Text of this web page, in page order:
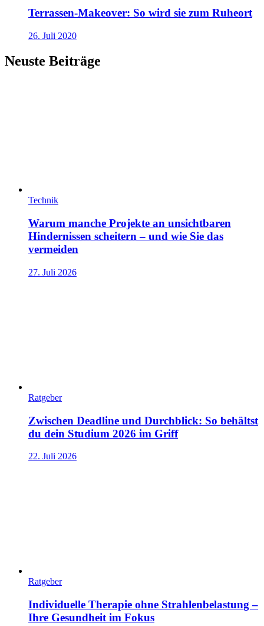
Terrassen-Makeover: So wird sie zum Ruheort
26. Juli 2020
Neuste Beiträge
Technik
Warum manche Projekte an unsichtbaren
Hindernissen scheitern – und wie Sie das
vermeiden
27. Juli 2026
Ratgeber
Zwischen Deadline und Durchblick: So behältst
du dein Studium 2026 im Griff
22. Juli 2026
Ratgeber
Individuelle Therapie ohne Strahlenbelastung –
Ihre Gesundheit im Fokus